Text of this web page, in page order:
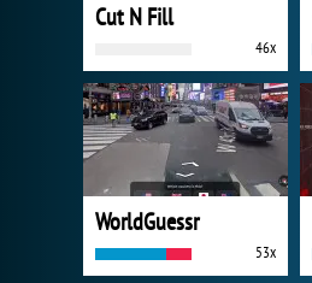
Cut N Fill
46x
WorldGuessr
53x